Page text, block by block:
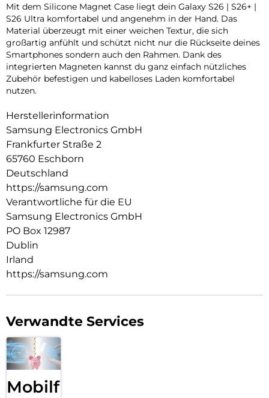
Mit dem Silicone Magnet Case liegt dein Galaxy S26 | S26+ |
S26 Ultra komfortabel und angenehm in der Hand. Das
Material überzeugt mit einer weichen Textur, die sich
großartig anfühlt und schützt nicht nur die Rückseite deines
Smartphones sondern auch den Rahmen. Dank des
integrierten Magneten kannst du ganz einfach nützliches
Zubehör befestigen und kabelloses Laden komfortabel
nutzen.
Herstellerinformation
Samsung Electronics GmbH
Frankfurter Straße 2
65760 Eschborn
Deutschland
https://samsung.com
Verantwortliche für die EU
Samsung Electronics GmbH
PO Box 12987
Dublin
Irland
https://samsung.com
Verwandte Services
Mobilfunk